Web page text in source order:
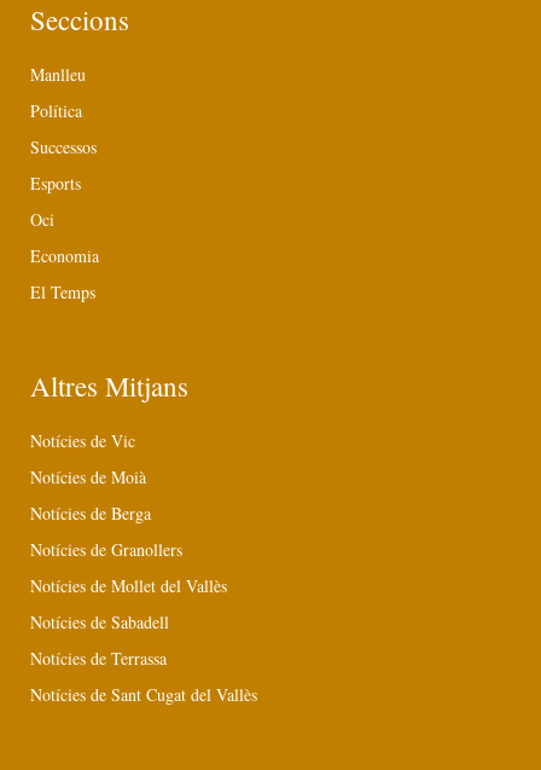
Seccions
Manlleu
Política
Successos
Esports
Oci
Economia
El Temps
Altres Mitjans
Notícies de Vic
Notícies de Moià
Notícies de Berga
Notícies de Granollers
Notícies de Mollet del Vallès
Notícies de Sabadell
Notícies de Terrassa
Notícies de Sant Cugat del Vallès